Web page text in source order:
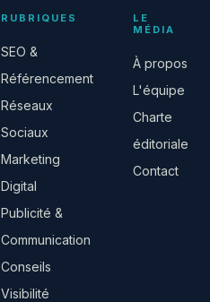
RUBRIQUES
SEO &
Référencement
Réseaux
Sociaux
Marketing
Digital
Publicité &
Communication
Conseils
Visibilité
LE
MÉDIA
À propos
L'équipe
Charte
éditoriale
Contact